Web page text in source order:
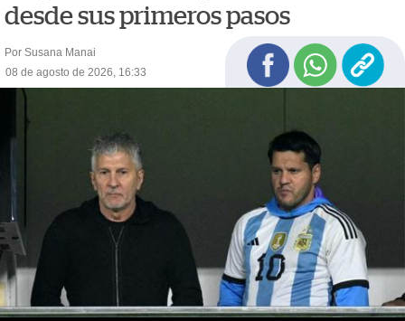
desde sus primeros pasos
Por Susana Manai
08 de agosto de 2026, 16:33